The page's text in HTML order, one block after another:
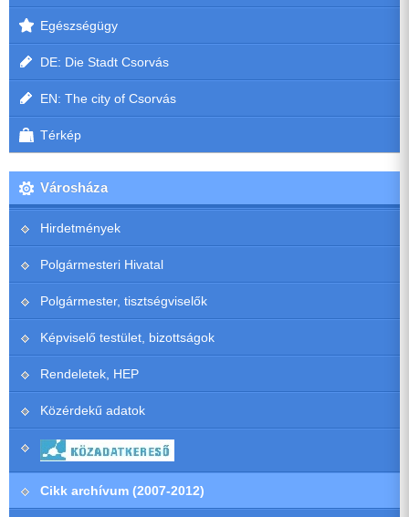
Egészségügy
DE: Die Stadt Csorvás
EN: The city of Csorvás
Térkép
Városháza
Hirdetmények
Polgármesteri Hivatal
Polgármester, tisztségviselők
Képviselő testület, bizottságok
Rendeletek, HEP
Közérdekű adatok
Cikk archívum (2007-2012)